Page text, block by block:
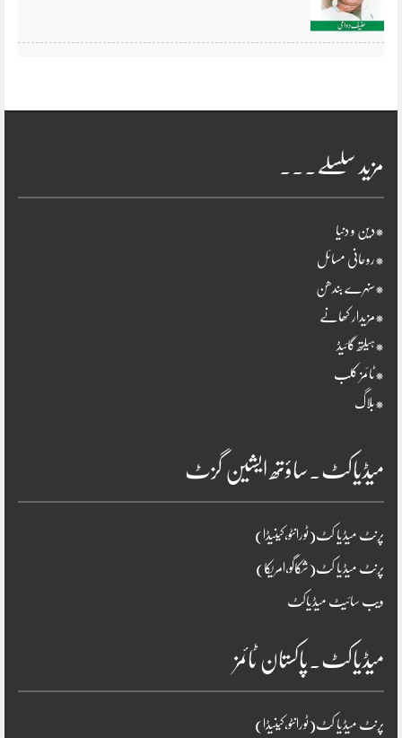
مزید سلسلے۔۔۔
*دین و دنیا
*روحانی مسائل
*سنہرے بندھن
*مزیدار کھانے
*ہیلتھ گائیڈ
*ٹائمز کلب
*بلاگ
میڈیاکٹ۔ساؤتھ ایشین گزٹ
پرنٹ میڈیا کٹ(ٹورانٹو،کینیڈا)
پرنٹ میڈیا کٹ(شکاگو،امریکا)
ویب سائیٹ میڈیاکٹ
میڈیاکٹ۔پاکستان ٹائمز
پرنٹ میڈیا کٹ(ٹورانٹو،کینیڈا)